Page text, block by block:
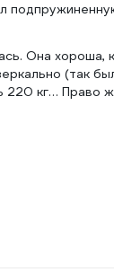
Она хороша,
(так
220 кг… Право